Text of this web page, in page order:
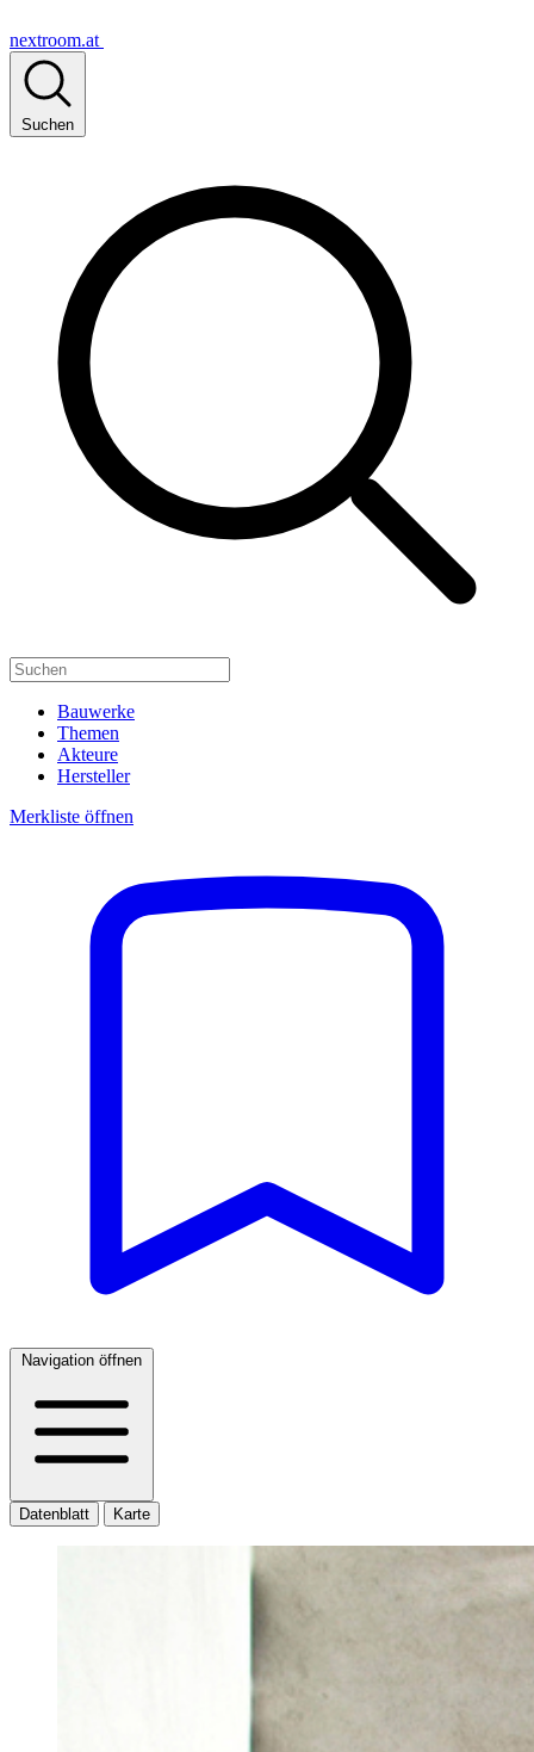
nextroom.at
Suchen
Bauwerke
Themen
Akteure
Hersteller
Merkliste öffnen
Navigation öffnen
Datenblatt Karte